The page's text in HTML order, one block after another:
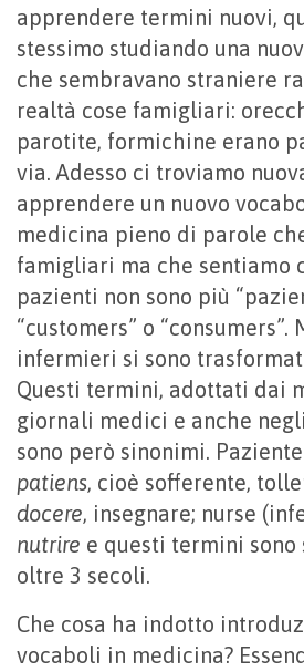
apprendere termini nuovi,
stessimo studiando una
che sembravano straniere
realtà cose famigliari:
parotite, formichine erano
via. Adesso ci troviamo
apprendere un nuovo
medicina pieno di parole
famigliari ma che sentiamo
pazienti non sono più
“customers” o “consumers”.
infermieri si sono
Questi termini, adottati dai
giornali medici e anche
sono però sinonimi.
patiens, cioè sofferente,
docere, insegnare; nurse
nutrire e questi termini
oltre 3 secoli.
Che cosa ha indotto
vocaboli in medicina?